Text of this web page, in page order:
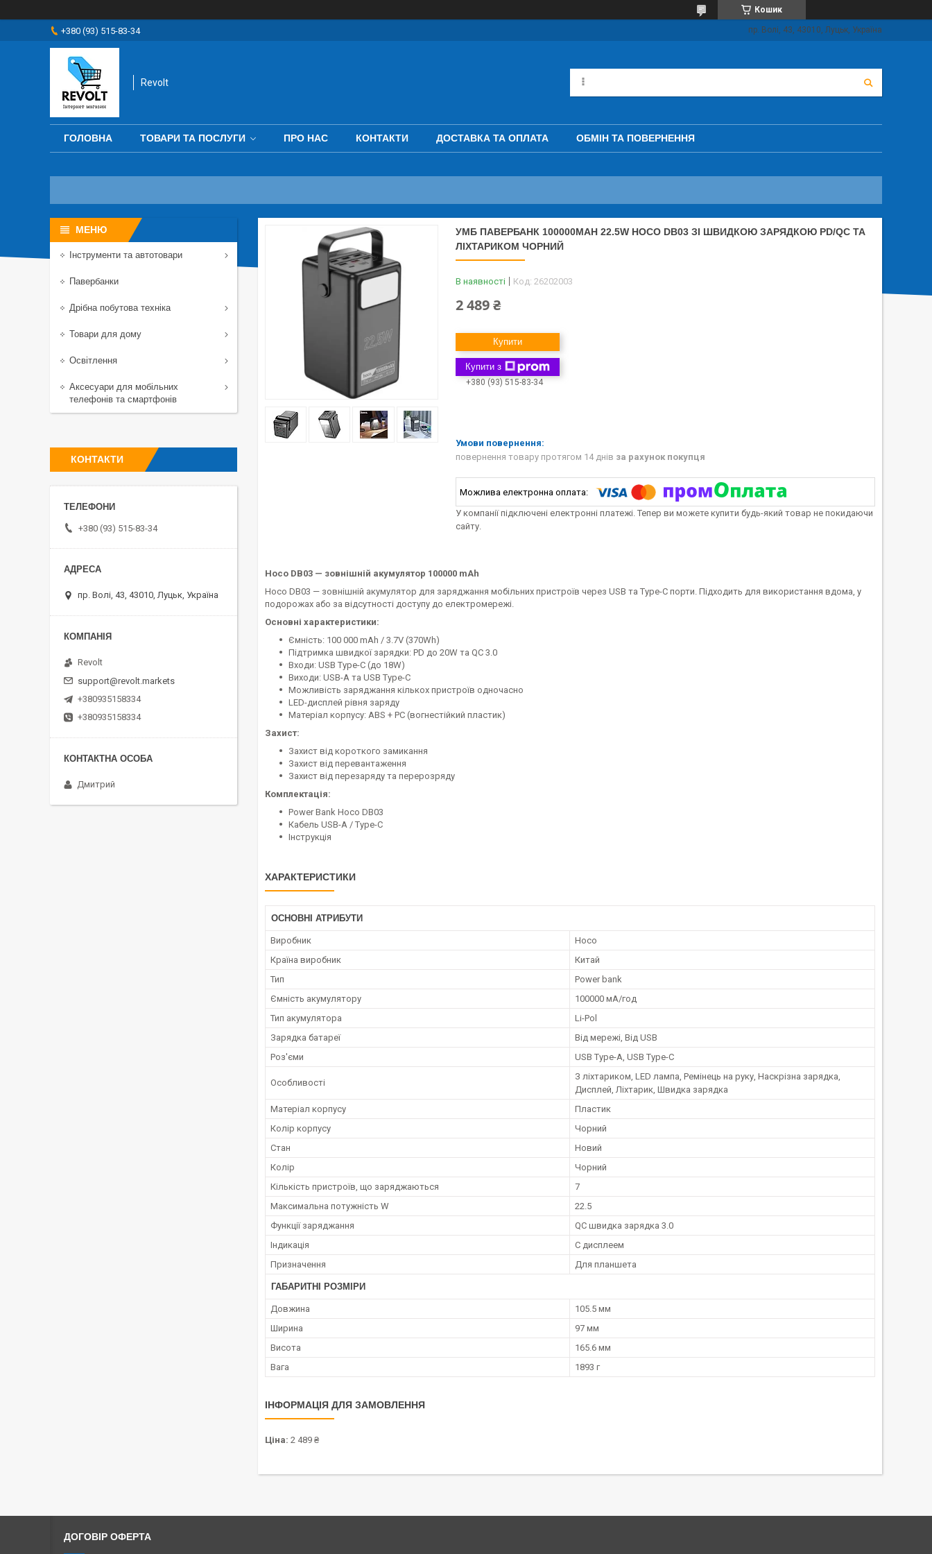
Кошик
+380 (93) 515-83-34 пр. Волі, 43, 43010, Луцьк, Україна
Revolt
ГОЛОВНА ТОВАРИ ТА ПОСЛУГИ ПРО НАС КОНТАКТИ ДОСТАВКА ТА ОПЛАТА ОБМІН ТА ПОВЕРНЕННЯ
УМБ ПАВЕРБАНК 100000MAH 22.5W HOCO DB03 ЗІ ШВИДКОЮ ЗАРЯДКОЮ PD/QC ТА
ЛІХТАРИКОМ ЧОРНИЙ
В наявності Код: 26202003
2 489 ₴
Купити
Купити з
+380 (93) 515-83-34
повернення товару протягом 14 днів за рахунок покупця
У компанії підключені електронні платежі. Тепер ви можете купити будь-який товар не покидаючи
сайту.
Hoco DB03 — зовнішній акумулятор 100000 mAh
Hoco DB03 — зовнішній акумулятор для заряджання мобільних пристроїв через USB та Type-C порти. Підходить для використання вдома, у
подорожах або за відсутності доступу до електромережі.
Основні характеристики:
Ємність: 100 000 mAh / 3.7V (370Wh)
Підтримка швидкої зарядки: PD до 20W та QC 3.0
Входи: USB Type-C (до 18W)
Виходи: USB-A та USB Type-C
Можливість заряджання кількох пристроїв одночасно
LED-дисплей рівня заряду
Матеріал корпусу: ABS + PC (вогнестійкий пластик)
Захист:
Захист від короткого замикання
Захист від перевантаження
Захист від перезаряду та перерозряду
Комплектація:
Power Bank Hoco DB03
Кабель USB-A / Type-C
Інструкція
ХАРАКТЕРИСТИКИ
ОСНОВНІ АТРИБУТИ
Виробник
Hoco
Країна виробник
Китай
Тип
Power bank
Ємність акумулятору
100000 мА/год
Тип акумулятора
Li-Pol
Зарядка батареї
Від мережі, Від USB
Роз'єми
USB Type-A, USB Type-C
Особливості
З ліхтариком, LED лампа, Ремінець на руку, Наскрізна зарядка,
Дисплей, Ліхтарик, Швидка зарядка
Матеріал корпусу
Пластик
Колір корпусу
Чорний
Стан
Новий
Колір
Чорний
Кількість пристроїв, що заряджаються
7
Максимальна потужність W
22.5
Функції заряджання
QC швидка зарядка 3.0
Індикація
С дисплеем
Призначення
Для планшета
ГАБАРИТНІ РОЗМІРИ
Довжина
105.5 мм
Ширина
97 мм
Висота
165.6 мм
Вага
1893 г
ІНФОРМАЦІЯ ДЛЯ ЗАМОВЛЕННЯ
Ціна: 2 489 ₴
Інструменти та автотовари
Павербанки
Дрібна побутова техніка
Товари для дому
Освітлення
Аксесуари для мобільних
телефонів та смартфонів
КОНТАКТИ
+380 (93) 515-83-34
пр. Волі, 43, 43010, Луцьк, Україна
Revolt
support@revolt.markets
+380935158334
+380935158334
Дмитрий
ДОГОВІР ОФЕРТА